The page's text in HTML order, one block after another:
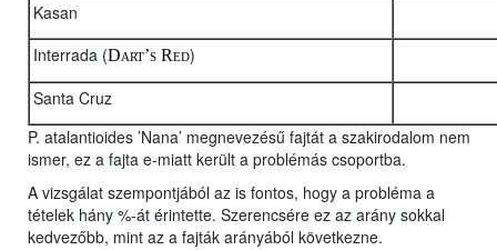
Kasan
Interrada (Dart’s Red)
Santa Cruz
P. atalantioides ’Nana’ megnevezésű fajtát a szakirodalom nem
ismer, ez a fajta e-miatt került a problémás csoportba.
A vizsgálat szempontjából az is fontos, hogy a probléma a
tételek hány %-át érintette. Szerencsére ez az arány sokkal
kedvezőbb, mint az a fajták arányából következne.